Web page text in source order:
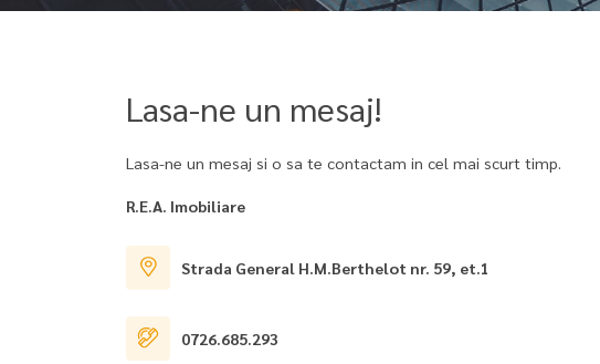
Lasa-ne un mesaj!
Lasa-ne un mesaj si o sa te contactam in cel mai scurt timp.
R.E.A. Imobiliare
Strada General H.M.Berthelot nr. 59, et.1
0726.685.293